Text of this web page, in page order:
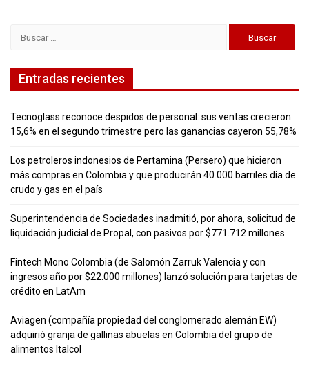
Entradas recientes
Tecnoglass reconoce despidos de personal: sus ventas crecieron
15,6% en el segundo trimestre pero las ganancias cayeron 55,78%
Los petroleros indonesios de Pertamina (Persero) que hicieron
más compras en Colombia y que producirán 40.000 barriles día de
crudo y gas en el país
Superintendencia de Sociedades inadmitió, por ahora, solicitud de
liquidación judicial de Propal, con pasivos por $771.712 millones
Fintech Mono Colombia (de Salomón Zarruk Valencia y con
ingresos año por $22.000 millones) lanzó solución para tarjetas de
crédito en LatAm
Aviagen (compañía propiedad del conglomerado alemán EW)
adquirió granja de gallinas abuelas en Colombia del grupo de
alimentos Italcol